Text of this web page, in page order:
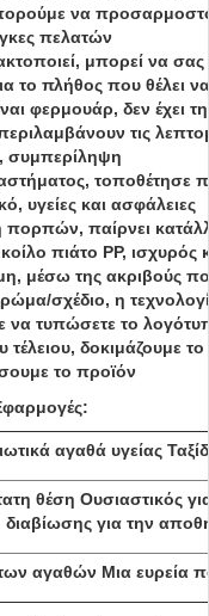
να
πελατών
μπορεί να
το πλήθος που θέλει να
φερμουάρ, δεν έχει
τις
συμπερίληψη
τοποθέτησε
υγείες και ασφάλειες
πορπών, παίρνει
πιάτο PP, ισχυρός
μέσω της ακριβούς
σχέδιο, η
να τυπώσετε το
τέλειου, δοκιμάζουμε
το προϊόν
αγαθά υγείας
θέση Ουσιαστικός
διαβίωσης για την
αγαθών Μια ευρεία